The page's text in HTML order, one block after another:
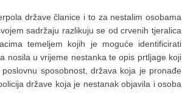
države članice i to za nestalim osobama
sadržaju razlikuju se od crvenih tjeralica
temeljem kojih je moguće identificirati
nosila u vrijeme nestanka te opis prtljage koji
sposobnost, država koja je pronađe
države koja je nestanak objavila i osoba